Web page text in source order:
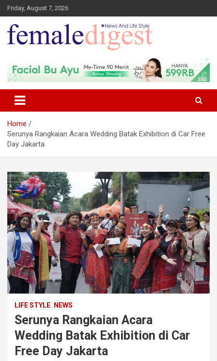
Friday, August 7, 2026
Female Digest
Home
Serunya Rangkaian Acara Wedding Batak Exhibition di Car Free
Day Jakarta
LIFE STYLE NEWS
Serunya Rangkaian Acara
Wedding Batak Exhibition di Car
Free Day Jakarta